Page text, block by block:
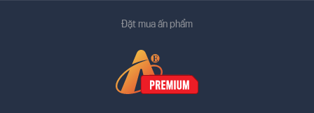
Đặt mua ấn phẩm